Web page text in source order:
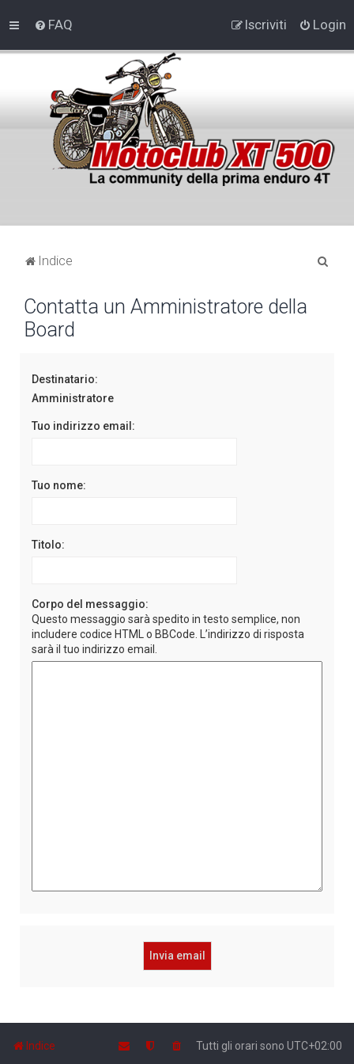
FAQ Login
Iscriviti
Indice
Contatta un Amministratore della
Board
Destinatario:
Amministratore
Tuo indirizzo email:
Tuo nome:
Titolo:
Corpo del messaggio:
Questo messaggio sarà spedito in testo semplice, non
includere codice HTML o BBCode. L’indirizzo di risposta
sarà il tuo indirizzo email.
Indice Tutti gli orari sono UTC+02:00